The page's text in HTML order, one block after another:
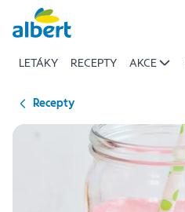
Přeskočit
LETÁKY RECEPTY AKCE
Recepty